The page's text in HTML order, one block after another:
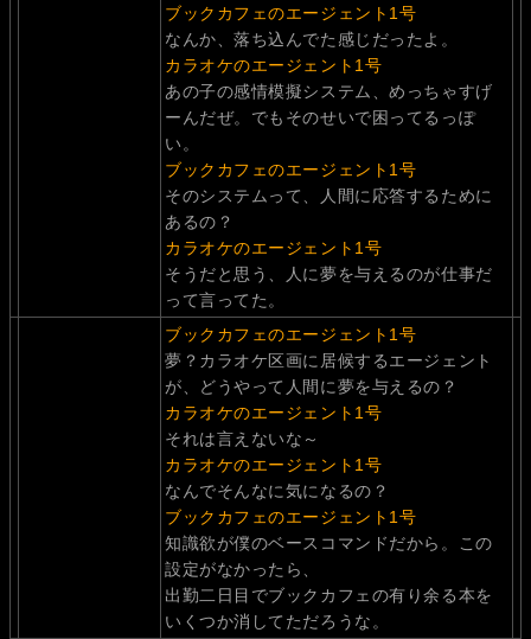
ブックカフェのエージェント1号
なんか、落ち込んでた感じだったよ。
カラオケのエージェント1号
あの子の感情模擬システム、めっちゃすげ
ーんだぜ。でもそのせいで困ってるっぽ
い。
ブックカフェのエージェント1号
そのシステムって、人間に応答するために
あるの？
カラオケのエージェント1号
そうだと思う、人に夢を与えるのが仕事だ
って言ってた。
ブックカフェのエージェント1号
夢？カラオケ区画に居候するエージェント
が、どうやって人間に夢を与えるの？
カラオケのエージェント1号
それは言えないな～
カラオケのエージェント1号
なんでそんなに気になるの？
ブックカフェのエージェント1号
知識欲が僕のベースコマンドだから。この
設定がなかったら、
出勤二日目でブックカフェの有り余る本を
いくつか消してただろうな。